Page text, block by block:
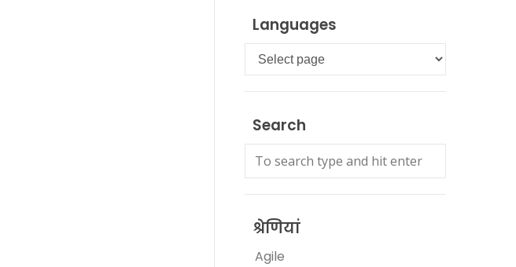
Languages
Languages
Search
श्रेणियां
Agile